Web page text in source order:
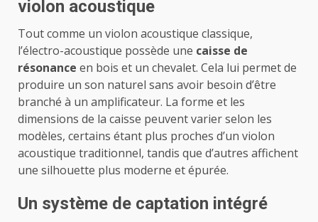
violon acoustique
Tout comme un violon acoustique classique,
l’électro-acoustique possède une caisse de
résonance en bois et un chevalet. Cela lui permet de
produire un son naturel sans avoir besoin d’être
branché à un amplificateur. La forme et les
dimensions de la caisse peuvent varier selon les
modèles, certains étant plus proches d’un violon
acoustique traditionnel, tandis que d’autres affichent
une silhouette plus moderne et épurée.
Un système de captation intégré